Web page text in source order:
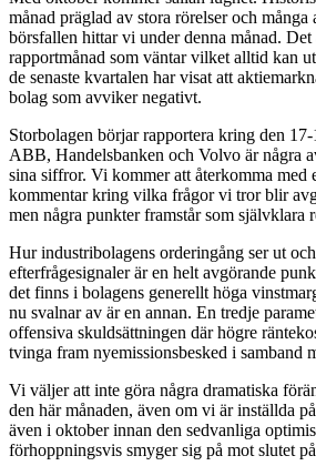
månad präglad av stora rörelser och många
börsfallen hittar vi under denna månad. Det
rapportmånad som väntar vilket alltid kan
de senaste kvartalen har visat att
bolag som avviker negativt.
Storbolagen börjar rapportera kring den
ABB, Handelsbanken och Volvo är några
sina siffror. Vi kommer att återkomma med
kommentar kring vilka frågor vi tror blir
men några punkter framstår som självklara
Hur industribolagens orderingång ser ut
efterfrågesignaler är en helt avgörande
det finns i bolagens generellt höga
nu svalnar av är en annan. En tredje
offensiva skuldsättningen där högre
tvinga fram nyemissionsbesked i samband
Vi väljer att inte göra några dramatiska
den här månaden, även om vi är inställda
även i oktober innan den sedvanliga
förhoppningsvis smyger sig på mot slutet